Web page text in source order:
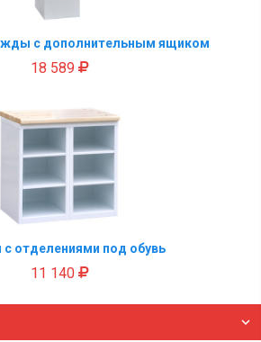
с дополнительным ящиком
18 589
с отделениями под обувь
11 140